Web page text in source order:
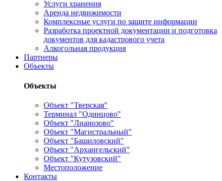
Услуги хранения
Аренда недвижимости
Комплексные услуги по защите информации
Разработка проектной документации и подготовка
документов для кадастрового учета
Алкогольная продукция
Партнеры
Объекты
Объекты
Объект "Тверская"
Терминал "Одинцово"
Объект "Лианозово"
Объект "Магистральный"
Объект "Башиловский"
Объект "Архангельский"
Объект "Кутузовский"
Местоположение
Контакты